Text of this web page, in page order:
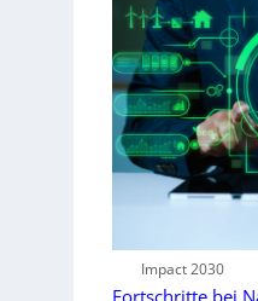
Impact 2030